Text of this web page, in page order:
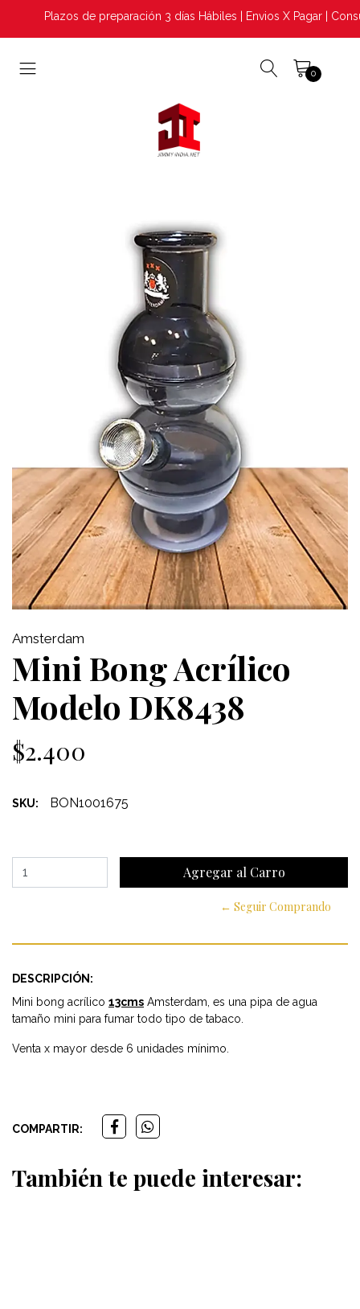
Plazos de preparación 3 días Hábiles | Envios X Pagar |
0
Amsterdam
Mini Bong Acrílico
Modelo DK8438
$2.400
SKU: BON1001675
← Seguir Comprando
DESCRIPCIÓN:
Mini bong acrílico 13cms Amsterdam, es una pipa de agua
tamaño mini para fumar todo tipo de tabaco.
Venta x mayor desde 6 unidades mínimo.
COMPARTIR:
También te puede interesar: